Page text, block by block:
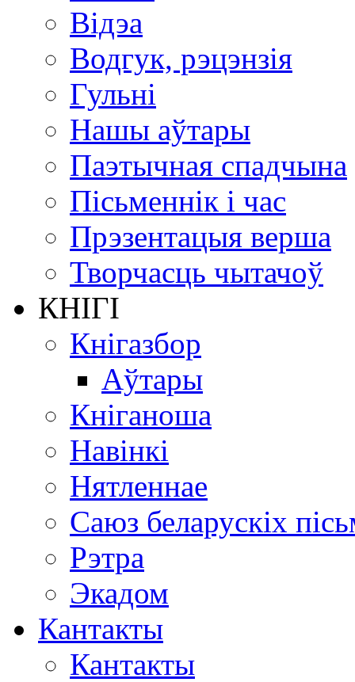
Відэа
Водгук, рэцэнзія
Гульні
Нашы аўтары
Паэтычная спадчына
Пісьменнік і час
Прэзентацыя верша
Творчасць чытачоў
КНІГІ
Кнігазбор
Аўтары
Кніганоша
Навінкі
Нятленнае
Саюз беларускіх
Рэтра
Экадом
Кантакты
Кантакты